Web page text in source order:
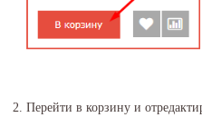
2. Перейти в корзину и